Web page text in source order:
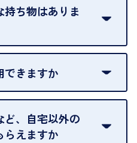
持ち物はありま
ださい。ご利用になれる書
さい。
できますか
の同意があってもご利用い
ど、自宅以外の
らえますか